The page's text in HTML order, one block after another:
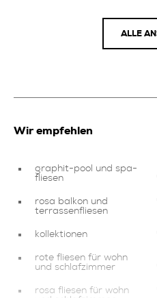
ALLE
Wir empfehlen
graphit-pool und spa-
fliesen
rosa balkon und
terrassenfliesen
kollektionen
rote fliesen für wohn
und schlafzimmer
rosa fliesen für wohn